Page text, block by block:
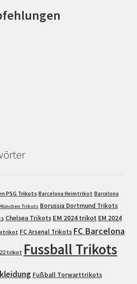
PSG Trikots Barcelona Heimtrikot Barcelona
Trikots Borussia Dortmund Trikots
Chelsea Trikots EM 2024 trikot EM 2024
FC Arsenal Trikots FC Barcelona
trikot Fussball Trikots
Fußball Torwarttrikots